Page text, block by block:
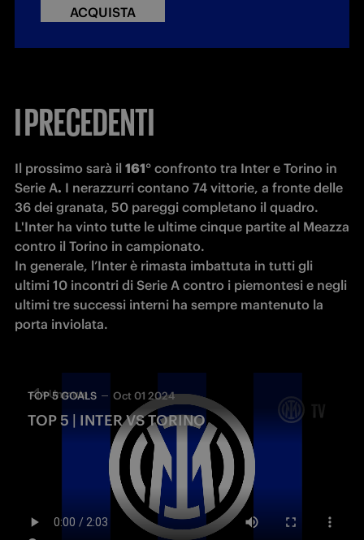
ACQUISTA
I PRECEDENTI
Il prossimo sarà il 161° confronto tra Inter e Torino in
Serie A. I nerazzurri contano 74 vittorie, a fronte delle
36 dei granata, 50 pareggi completano il quadro.
L'Inter ha vinto tutte le ultime cinque partite al Meazza
contro il Torino in campionato.
In generale, l’Inter è rimasta imbattuta in tutti gli
ultimi 10 incontri di Serie A contro i piemontesi e negli
ultimi tre successi interni ha sempre mantenuto la
porta inviolata.
TOP 5 GOALS Oct 01 2024
TOP 5 | INTER VS TORINO